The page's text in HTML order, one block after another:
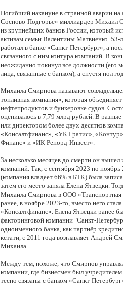
Погибший накануне в странной аварии на
Сосново-Подгорье» миллиардер Михаил
из крупнейших банков России, который
активам семьи Валентины Матвиенко. 53-
работал в банке «Санкт-Петербург», а
связанного с ним контура компаний. В
неожиданно покинул все должности (его
лица, связанные с банком), а спустя пол
Михаила Смирнова называют
топливная компания», которая
нефтепродуктов и бункеровке судов.
оценивалось в 7,79 млрд рублей. В
или директором более двух десятков
«Консалтфинанс», «УК Гратис»,
Финанс» и «ИК Ренорд-Инвест».
За несколько месяцев до смерти он вышел
компаний. Так, с сентября 2023 по
(компания владеет 66% в БТК) была
затем его место заняла Елена Ятвецки.
Михаила Смирнова в ООО «Транспортная
ранее, в ноябре 2023-го, вместо него
«Консалтфинанс». Елена Ятвецки ранее
факторинговой компании "Санкт-
одноименного банка, как партнёр
кстати, с 2011 года возглавляет Андрей
Михаила.
Между тем, похоже, что Смирнов
компании, где бизнесмен был
тесно связаны с банком «Санкт-